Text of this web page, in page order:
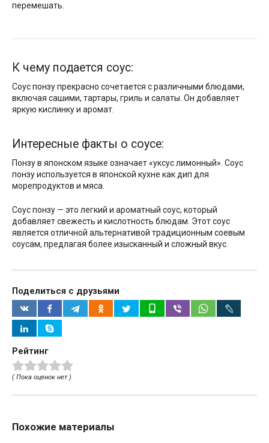
перемешать.
К чему подается соус:
Соус понзу прекрасно сочетается с различными блюдами,
включая сашими, тартары, гриль и салаты. Он добавляет
яркую кислинку и аромат.
Интересные факты о соусе:
Понзу в японском языке означает «уксус лимонный». Соус
понзу используется в японской кухне как дип для
морепродуктов и мяса.
Соус понзу — это легкий и ароматный соус, который
добавляет свежесть и кислотность блюдам. Этот соус
является отличной альтернативой традиционным соевым
соусам, предлагая более изысканный и сложный вкус.
Поделиться с друзьями
Рейтинг
( Пока оценок нет )
Похожие материалы